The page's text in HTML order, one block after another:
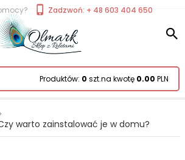
Zadzwoń: + 48 603 404 650
Produktów: 0 szt.na kwotę 0.00 PLN
warto zainstalować je w domu?